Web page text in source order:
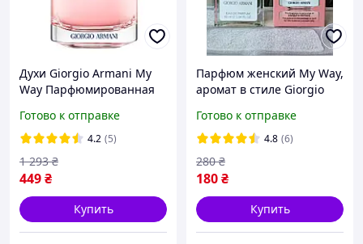
Духи Giorgio Armani My
Way Парфюмированная
Армани Май Вей Женские
Духи Май Вей)
Готово к отправке
4.2 (5)
449₴
1 293 ₴
Купить
Парфюм женский My Way,
аромат в стиле Giorgio
Готово к отправке
4.8 (6)
180₴
280 ₴
Купить